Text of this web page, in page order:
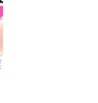
Chơi Mông